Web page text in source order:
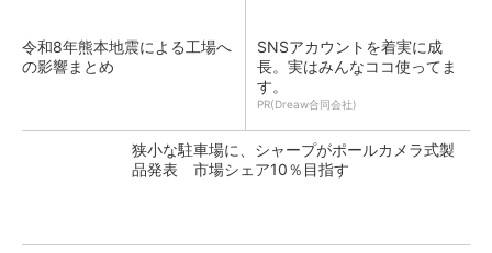
令和8年熊本地震による工場へ
の影響まとめ
SNSアカウントを着実に成
長。実はみんなココ使ってま
す。
PR(Dreaw合同会社)
狭小な駐車場に、シャープがポールカメラ式製
品発表 市場シェア10％目指す